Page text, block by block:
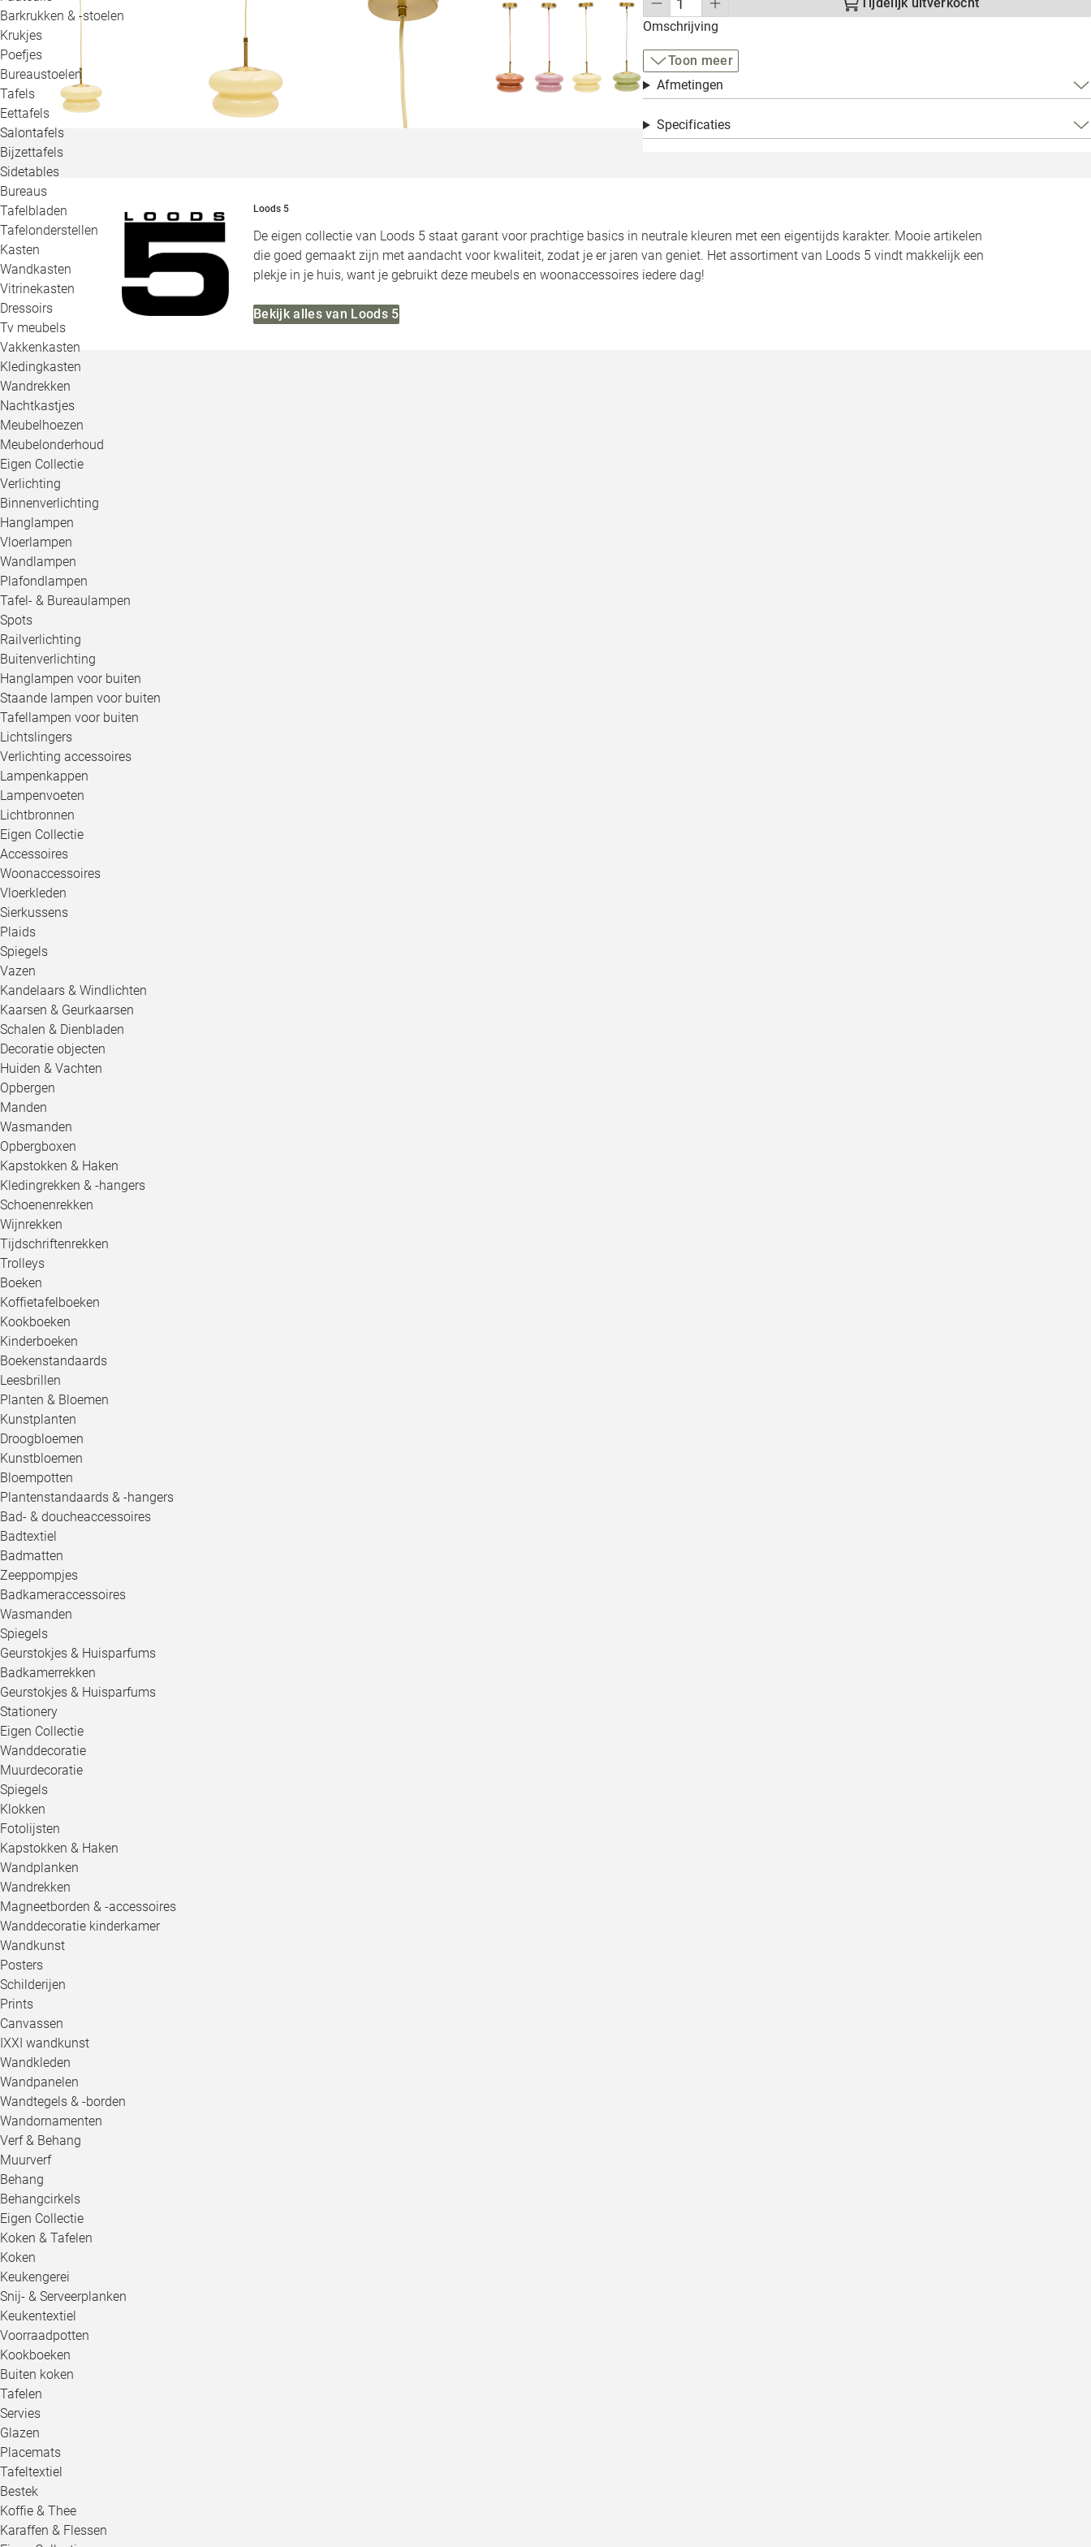
Barkrukken & -stoelen
Krukjes
Poefjes
Bureaustoelen
Tafels
Eettafels
Salontafels
Bijzettafels
Sidetables
Bureaus
Tafelbladen
Tafelonderstellen
Kasten
Wandkasten
Vitrinekasten
Dressoirs
Tv meubels
Vakkenkasten
Kledingkasten
Wandrekken
Nachtkastjes
Meubelhoezen
Meubelonderhoud
Eigen Collectie
Verlichting
Binnenverlichting
Hanglampen
Vloerlampen
Wandlampen
Plafondlampen
Tafel- & Bureaulampen
Spots
Railverlichting
Buitenverlichting
Hanglampen voor buiten
Staande lampen voor buiten
Tafellampen voor buiten
Lichtslingers
Verlichting accessoires
Lampenkappen
Lampenvoeten
Lichtbronnen
Eigen Collectie
Accessoires
Woonaccessoires
Vloerkleden
Sierkussens
Plaids
Spiegels
Vazen
Kandelaars & Windlichten
Kaarsen & Geurkaarsen
Schalen & Dienbladen
Decoratie objecten
Huiden & Vachten
Opbergen
Manden
Wasmanden
Opbergboxen
Kapstokken & Haken
Kledingrekken & -hangers
Schoenenrekken
Wijnrekken
Tijdschriftenrekken
Trolleys
Boeken
Koffietafelboeken
Kookboeken
Kinderboeken
Boekenstandaards
Leesbrillen
Planten & Bloemen
Kunstplanten
Droogbloemen
Kunstbloemen
Bloempotten
Plantenstandaards & -hangers
Bad- & doucheaccessoires
Badtextiel
Badmatten
Zeeppompjes
Badkameraccessoires
Wasmanden
Spiegels
Geurstokjes & Huisparfums
Badkamerrekken
Geurstokjes & Huisparfums
Stationery
Eigen Collectie
Wanddecoratie
Muurdecoratie
Spiegels
Klokken
Fotolijsten
Kapstokken & Haken
Wandplanken
Wandrekken
Magneetborden & -accessoires
Wanddecoratie kinderkamer
Wandkunst
Posters
Schilderijen
Prints
Canvassen
IXXI wandkunst
Wandkleden
Wandpanelen
Wandtegels & -borden
Wandornamenten
Verf & Behang
Muurverf
Behang
Behangcirkels
Eigen Collectie
Koken & Tafelen
Koken
Keukengerei
Snij- & Serveerplanken
Keukentextiel
Voorraadpotten
Kookboeken
Buiten koken
Tafelen
Servies
Glazen
Placemats
Tafeltextiel
Bestek
Koffie & Thee
Karaffen & Flessen
Alle
Omschrijving
Toon meer
Afmetingen
Specificaties
Loods 5
De eigen collectie van Loods 5 staat garant voor prachtige basics in neutrale kleuren met een eigentijds karakter. Mooie artikelen
die goed gemaakt zijn met aandacht voor kwaliteit, zodat je er jaren van geniet. Het assortiment van Loods 5 vindt makkelijk een
plekje in je huis, want je gebruikt deze meubels en woonaccessoires iedere dag!
Bekijk alles van Loods 5